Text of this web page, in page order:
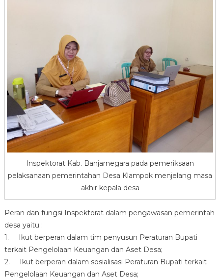
Inspektorat Kab. Banjarnegara pada pemeriksaan
pelaksanaan pemerintahan Desa Klampok menjelang masa
akhir kepala desa
Peran dan fungsi Inspektorat dalam pengawasan pemerintah
desa yaitu :
1. Ikut berperan dalam tim penyusun Peraturan Bupati
terkait Pengelolaan Keuangan dan Aset Desa;
2. Ikut berperan dalam sosialisasi Peraturan Bupati terkait
Pengelolaan Keuangan dan Aset Desa;